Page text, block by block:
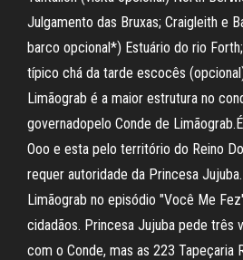
Julgamento das Bruxas; Craigleith e
barco opcional*) Estuário do rio
típico chá da tarde escocês
Limãograb é a maior estrutura no
governadopelo Conde de
Ooo e esta pelo território do Reino
requer autoridade da Princesa
Limãograb no episódio "Você Me
cidadãos. Princesa Jujuba pede três
com o Conde, mas as 223 Tapeçaria